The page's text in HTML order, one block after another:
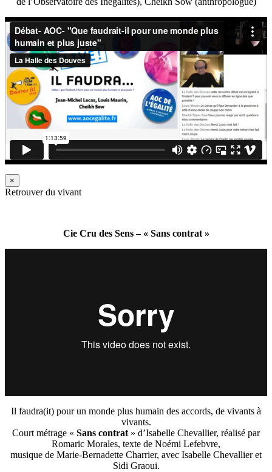
×
Retrouver du vivant
Cie Cru des Sens – « Sans contrat »
Il faudra(it) pour un monde plus humain des accords, de vivants à
vivants.
Court métrage « Sans contrat » d’Isabelle Chevallier, réalisé par
Romaric Morales, texte de Noémi Lefebvre,
musique de Marie-Bernadette Charrier, avec Isabelle Chevallier et
Sidi Graoui.